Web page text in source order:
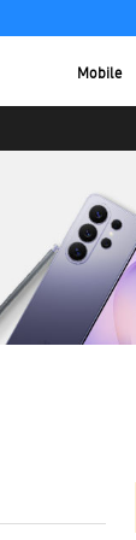
Mobile